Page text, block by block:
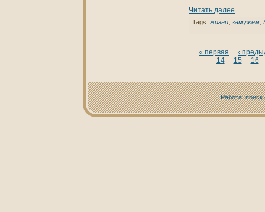
Читать далее
Tags: жизни, замужем,
« первая
‹
14
15 16
Работа, поиск